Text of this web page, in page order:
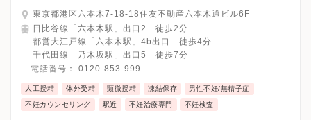
東京都港区六本木7-18-18住友不動産六本木通ビル6F
日比谷線「六本木駅」出口2 徒歩2分
都営大江戸線「六本木駅」4b出口 徒歩4分
千代田線「乃木坂駅」出口5 徒歩7分
電話番号： 0120-853-999
人工授精 体外受精 顕微授精 凍結保存 男性不妊/無精子症
不妊カウンセリング 駅近 不妊治療専門 不妊検査